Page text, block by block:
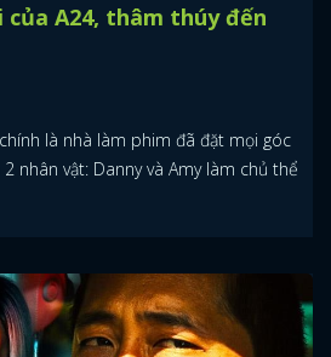
A24, thâm thúy đến
là nhà làm phim đã đặt mọi góc
nhân vật: Danny và Amy làm chủ thể